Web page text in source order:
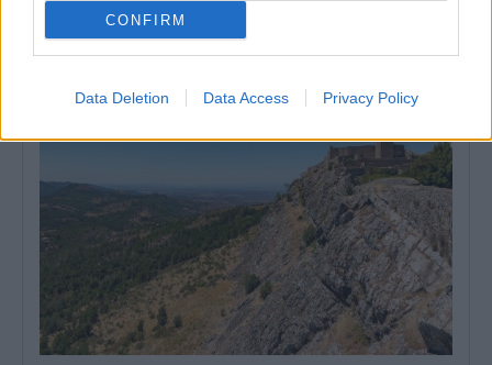
CONFIRM
Data Deletion Data Access Privacy Policy
A Piscina Municipal de Viana do Alentejo foi encerrada
temporariamente depois de análises de...
4 Agosto, 2026 - 12:41